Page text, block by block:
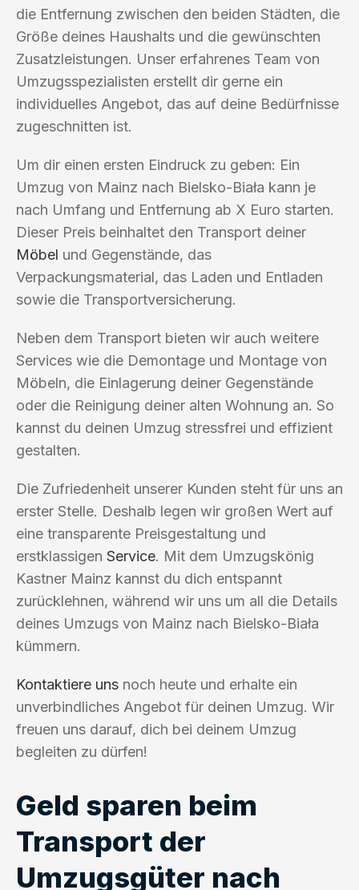
die Entfernung zwischen den beiden Städten, die
Größe deines Haushalts und die gewünschten
Zusatzleistungen. Unser erfahrenes Team von
Umzugsspezialisten erstellt dir gerne ein
individuelles Angebot, das auf deine Bedürfnisse
zugeschnitten ist.
Um dir einen ersten Eindruck zu geben: Ein
Umzug von Mainz nach Bielsko-Biała kann je
nach Umfang und Entfernung ab X Euro starten.
Dieser Preis beinhaltet den Transport deiner
Möbel und Gegenstände, das
Verpackungsmaterial, das Laden und Entladen
sowie die Transportversicherung.
Neben dem Transport bieten wir auch weitere
Services wie die Demontage und Montage von
Möbeln, die Einlagerung deiner Gegenstände
oder die Reinigung deiner alten Wohnung an. So
kannst du deinen Umzug stressfrei und effizient
gestalten.
Die Zufriedenheit unserer Kunden steht für uns an
erster Stelle. Deshalb legen wir großen Wert auf
eine transparente Preisgestaltung und
erstklassigen Service. Mit dem Umzugskönig
Kastner Mainz kannst du dich entspannt
zurücklehnen, während wir uns um all die Details
deines Umzugs von Mainz nach Bielsko-Biała
kümmern.
Kontaktiere uns noch heute und erhalte ein
unverbindliches Angebot für deinen Umzug. Wir
freuen uns darauf, dich bei deinem Umzug
begleiten zu dürfen!
Geld sparen beim
Transport der
Umzugsgüter nach